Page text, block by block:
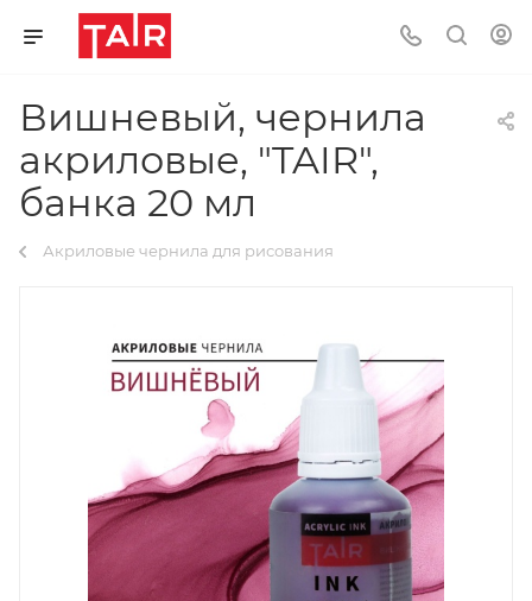
Вишневый, чернила
акриловые, "TAIR",
банка 20 мл
Акриловые чернила для рисования